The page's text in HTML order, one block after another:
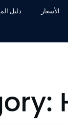
دليل الأسعار